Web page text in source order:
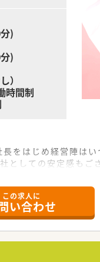
)
)
）
時間制
をはじめ経営陣は
としての安定感もご
修、セミナー、勉
さんが仕事をしな
この求人に
い合わせ